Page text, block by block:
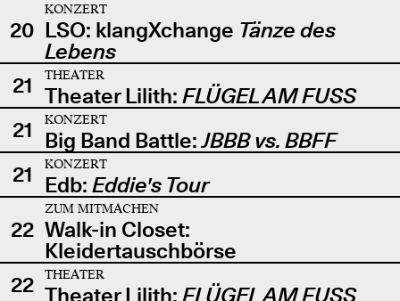
20
KONZERT
LSO: klangXchange Tänze des
Lebens
21
THEATER
Theater Lilith: FLÜGEL AM FUSS
21
KONZERT
Big Band Battle:JBBB vs. BBFF
21
KONZERT
Edb: Eddie's Tour
22
ZUM MITMACHEN
Walk-in Closet:
Kleidertauschbörse
22
THEATER
Theater Lilith: FLÜGEL AM FUSS